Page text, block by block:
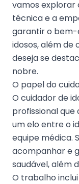
vamos explorar
técnica e a
garantir o bem-
idosos, além de
deseja se
nobre.
O papel do
O cuidador de
profissional que
um elo entre o
equipe médica.
acompanhar e
saudável, além
O trabalho